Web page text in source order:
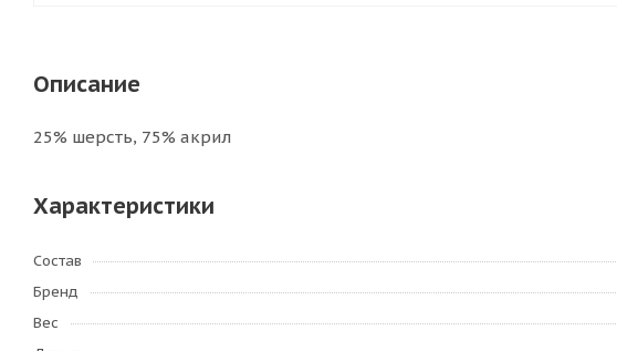
Описание
25% шерсть, 75% акрил
Характеристики
Состав
Бренд
Вес